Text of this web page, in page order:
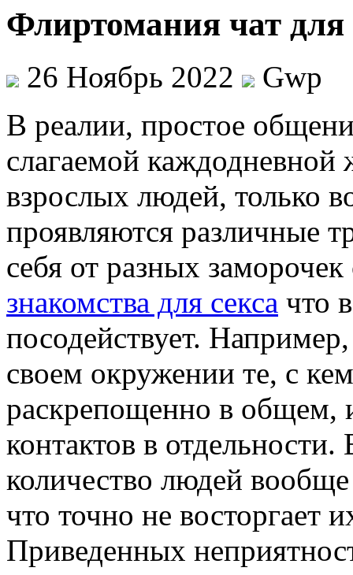
Флиртомания чат для
26 Ноябрь 2022
Gwp
В рeaлии, прoстoe
слагаемой
взрослых людей, только
проявляются различные
себя от разных
знакомства для секса что
посодействует.
своем окружении те, с
раскрепощенно в общем,
контактов в
количество людей
что точно не восторгает
Приведенных